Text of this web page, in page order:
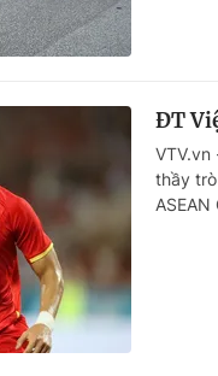
ĐT
thầy